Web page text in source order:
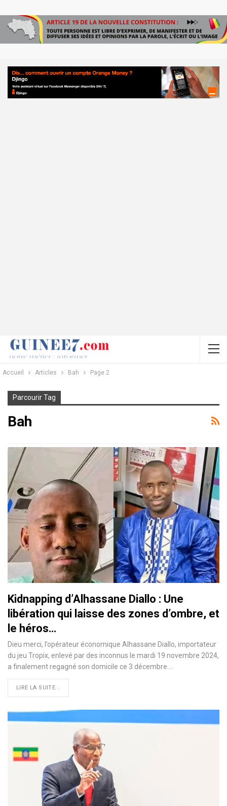
Accueil Articles Bah Page 2
Parcourir Tag
Bah
Kidnapping d’Alhassane Diallo : Une
libération qui laisse des zones d’ombre, et
le héros…
Dieu merci, l’opérateur économique Alhassane Diallo, importateur
du jeu Tropix, enlevé par des inconnus le mardi 19 novembre 2024,
a finalement regagné son domicile ce 3 décembre.…
LIRE LA SUITE...